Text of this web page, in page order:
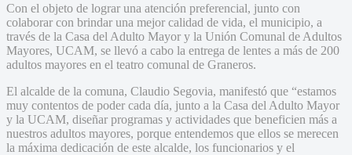
Con el objeto de lograr una atención preferencial, junto con
colaborar con brindar una mejor calidad de vida, el municipio, a
través de la Casa del Adulto Mayor y la Unión Comunal de Adultos
Mayores, UCAM, se llevó a cabo la entrega de lentes a más de 200
adultos mayores en el teatro comunal de Graneros.
El alcalde de la comuna, Claudio Segovia, manifestó que “estamos
muy contentos de poder cada día, junto a la Casa del Adulto Mayor
y la UCAM, diseñar programas y actividades que beneficien más a
nuestros adultos mayores, porque entendemos que ellos se merecen
la máxima dedicación de este alcalde, los funcionarios y el